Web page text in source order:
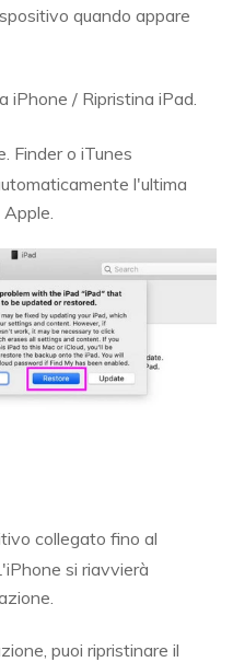
quando appare
iPhone / Ripristina iPad.
Finder o iTunes
l'ultima
collegato fino al
si riavvierà
puoi ripristinare il